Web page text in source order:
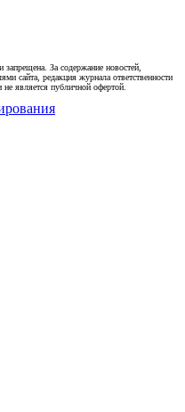
запрещена. За содержание новостей,
сайта, редакция журнала ответственности
является публичной офертой.